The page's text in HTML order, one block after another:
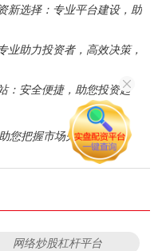
新选择：专业平台建设，助
业助力投资者，高效决策，
：安全便捷，助您投资起
您把握市场先机！
网络炒股杠杆平台